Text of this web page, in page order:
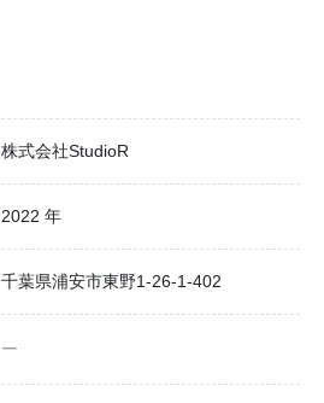
株式会社StudioR
2022 年
千葉県浦安市東野1-26-1-402
ー